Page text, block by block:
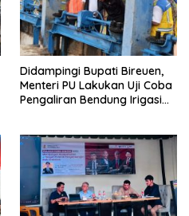
Didampingi Bupati Bireuen,
Menteri PU Lakukan Uji Coba
Pengaliran Bendung Irigasi